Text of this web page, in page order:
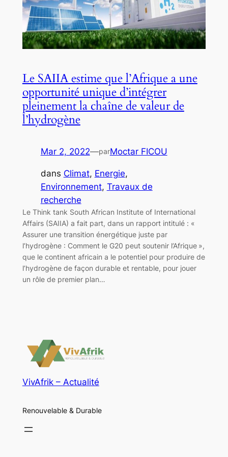
Le SAIIA estime que l’Afrique a une
opportunité unique d’intégrer
pleinement la chaîne de valeur de
l’hydrogène
Mar 2, 2022—parMoctar FICOU
dans Climat, Energie
Environnement, Travaux de
recherche
Le Think tank South African Institute of International
Affairs (SAIIA) a fait part, dans un rapport intitulé : «
Assurer une transition énergétique juste par
l’hydrogène : Comment le G20 peut soutenir l’Afrique »,
que le continent africain a le potentiel pour produire de
l’hydrogène de façon durable et rentable, pour jouer
un rôle de premier plan…
VivAfrik – Actualité
Renouvelable & Durable